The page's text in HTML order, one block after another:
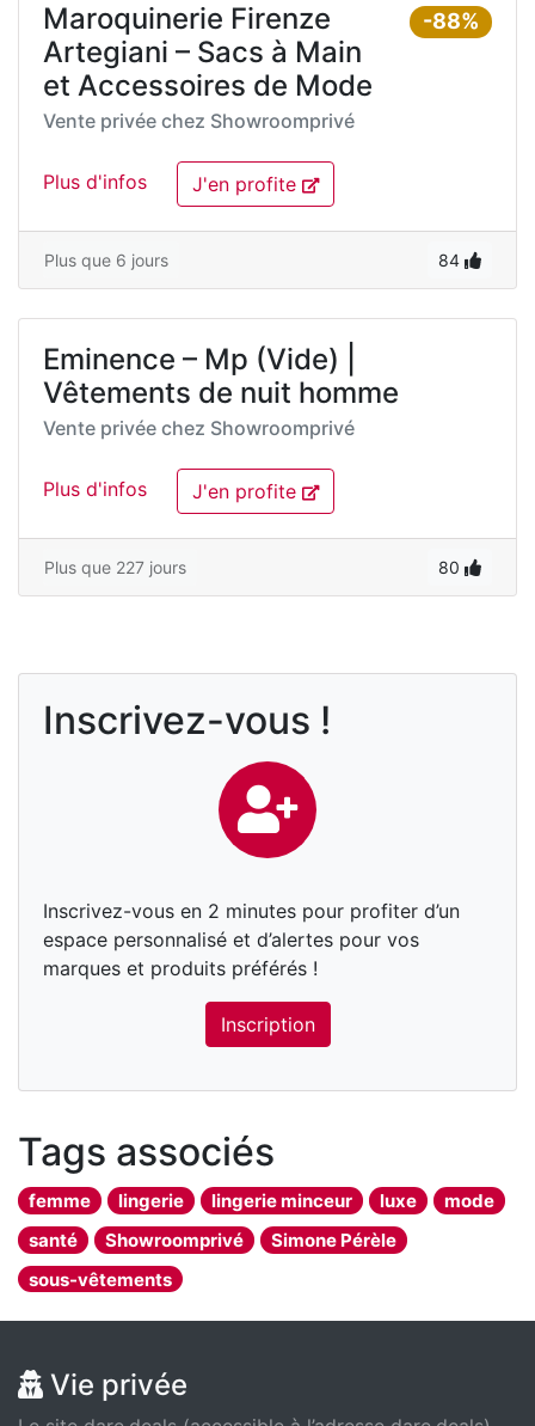
-88%
Maroquinerie Firenze
Artegiani – Sacs à Main
et Accessoires de Mode
Vente privée chez Showroomprivé
Plus d'infos J'en profite
Plus que 6 jours 84
Eminence – Mp (Vide) |
Vêtements de nuit homme
Vente privée chez Showroomprivé
Plus d'infos J'en profite
Plus que 227 jours 80
Inscrivez-vous !
Inscrivez-vous en 2 minutes pour profiter d’un
espace personnalisé et d’alertes pour vos
marques et produits préférés !
Inscription
Tags associés
femme lingerie lingerie minceur luxe
mode
santé
Showroomprivé
Simone Pérèle
sous-vêtements
Vie privée